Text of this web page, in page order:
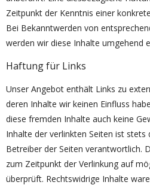
Zeitpunkt der Kenntnis einer
Bei Bekanntwerden von
werden wir diese Inhalte umgehend
Haftung für Links
Unser Angebot enthält Links zu
deren Inhalte wir keinen Einfluss
diese fremden Inhalte auch keine
Inhalte der verlinkten Seiten ist
Betreiber der Seiten verantwortlich.
zum Zeitpunkt der Verlinkung auf
überprüft. Rechtswidrige Inhalte